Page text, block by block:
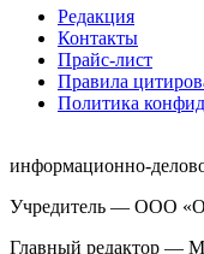
Редакция
Контакты
Прайс-лист
Правила
Политика
информационно-
Учредитель — ООО
Главный редактор —